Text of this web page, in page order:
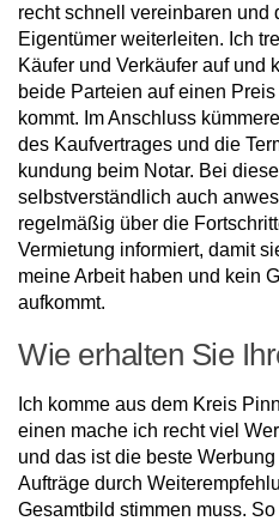
recht schnell vereinbaren und
Eigentümer weiterleiten. Ich
Käufer und Verkäufer auf und
beide Parteien auf einen
kommt. Im Anschluss
des Kaufvertrages und die
kundung beim Notar. Bei
selbstverständlich auch
regelmäßig über die
Vermietung informiert, damit
meine Arbeit haben und kein
aufkommt.
Wie erhalten Sie
Ich komme aus dem Kreis
einen mache ich recht viel
und das ist die beste
Aufträge durch
Gesamtbild stimmen muss.